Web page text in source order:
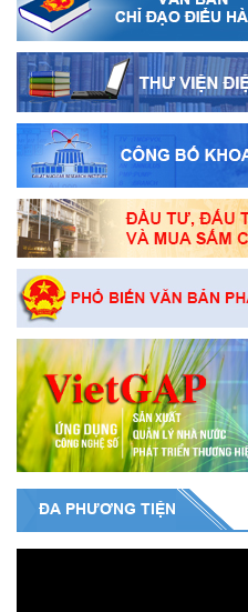
ĐA PHƯƠNG TIỆN